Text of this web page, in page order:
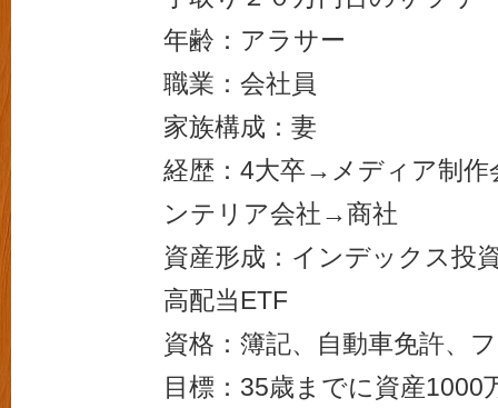
年齢：アラサー
職業：会社員
家族構成：妻
経歴：4大卒→メディア制
ンテリア会社→商社
資産形成：インデックス投
高配当ETF
資格：簿記、自動車免許、
目標：35歳までに資産1000